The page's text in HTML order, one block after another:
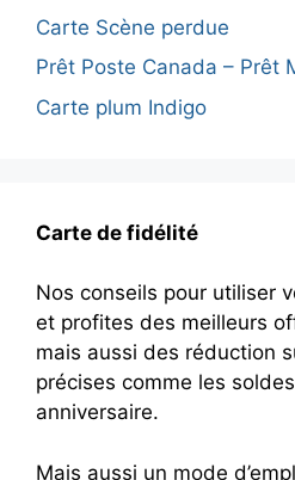
Carte Scène perdue
Prêt Poste Canada – Prêt
Carte plum Indigo
Carte de fidélité
Nos conseils pour utiliser
et profites des meilleurs
mais aussi des réduction
précises comme les
anniversaire.
Mais aussi un mode